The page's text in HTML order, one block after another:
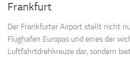
Frankfurt
Der Frankfurter Airport stellt nicht
Flughafen Europas und eines der
Luftfahrtdrehkreuze dar, sondern